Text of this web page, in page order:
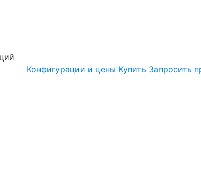
Конфигурации и цены Купить Запросить